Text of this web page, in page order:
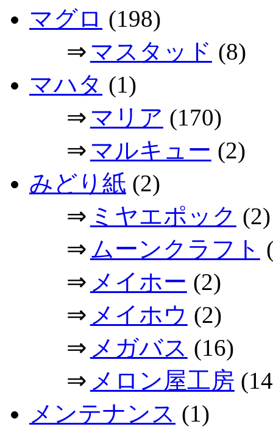
マグロ (198)
⇒ マスタッド (8)
マハタ (1)
⇒ マリア (170)
⇒ マルキュー (2)
みどり紙 (2)
⇒ ミヤエポック (2)
⇒ ムーンクラフト
⇒ メイホー (2)
⇒ メイホウ (2)
⇒ メガバス (16)
⇒ メロン屋工房
メンテナンス (1)